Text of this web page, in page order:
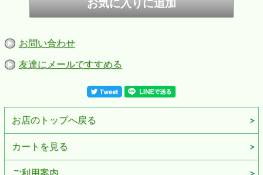
お問い合わせ
友達にメールですすめる
お店のトップへ戻る
カートを見る
ご利用案内